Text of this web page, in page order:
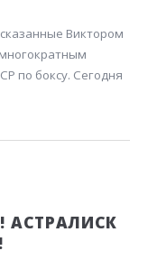
Виктором
по боксу. Сегодня
АСТРАЛИСК